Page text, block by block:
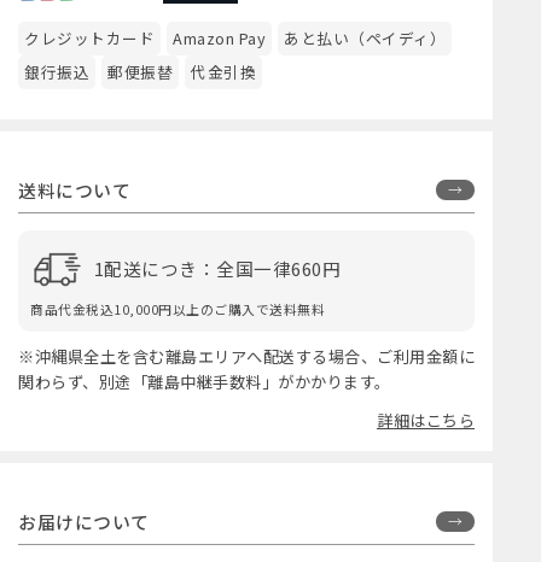
クレジットカード Amazon Pay
あと払い（ペイディ）
銀行振込
郵便振替 代金引換
送料について
1配送につき：全国一律660円
商品代金税込10,000円以上のご購入で送料無料
※沖縄県全土を含む離島エリアへ配送する場合、ご利用金額に
関わらず、別途「離島中継手数料」がかかります。
詳細はこちら
お届けについて